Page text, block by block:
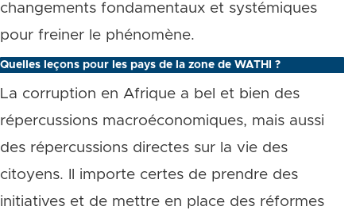
changements fondamentaux et systémiques
pour freiner le phénomène.
Quelles leçons pour les pays de la zone de WATHI ?
La corruption en Afrique a bel et bien des
répercussions macroéconomiques, mais aussi
des répercussions directes sur la vie des
citoyens. Il importe certes de prendre des
initiatives et de mettre en place des réformes